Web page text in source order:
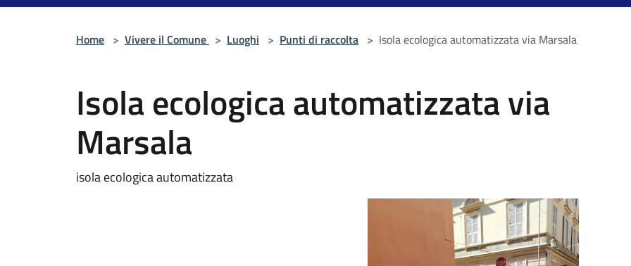
Home > Vivere il Comune > Luoghi > Punti di raccolta > Isola ecologica automatizzata via Marsala
Isola ecologica automatizzata via
Marsala
isola ecologica automatizzata